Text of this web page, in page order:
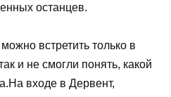
останцев.
встретить только в
и не смогли понять, какой
входе в Дервент,